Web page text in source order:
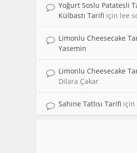
Yoğurt Soslu Patatesli
Külbastı Tarifi için lee
Limonlu Cheesecake
Yasemin
Limonlu Cheesecake
Dilara Çakar
Sahine Tatlısı Tarifi için